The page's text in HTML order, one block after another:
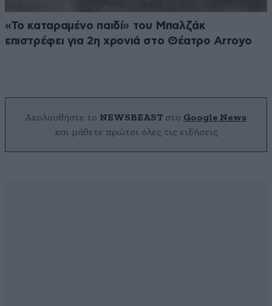
«Το καταραμένο παιδί» του Μπαλζάκ
επιστρέφει για 2η χρονιά στο Θέατρο Arroyo
Ακολουθήστε το NEWSBEAST στο Google News
και μάθετε πρώτοι όλες τις ειδήσεις